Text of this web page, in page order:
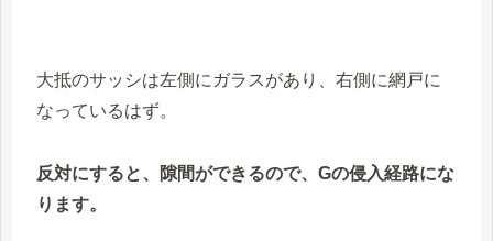
大抵のサッシは左側にガラスがあり、右側に網戸に
なっているはず。
反対にすると、隙間ができるので、Gの侵入経路にな
ります。